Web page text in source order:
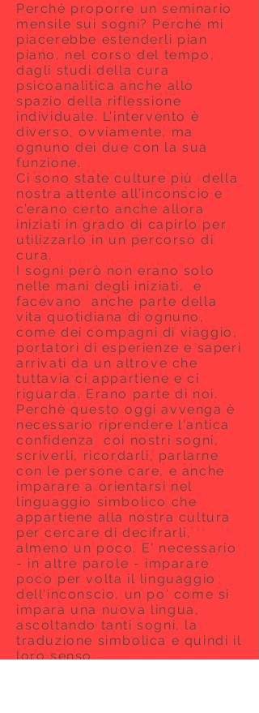
Perché proporre un seminario
mensile sui sogni? Perché mi
piacerebbe estenderli pian
piano, nel corso del tempo,
dagli studi della cura
psicoanalitica anche allo
spazio della riflessione
individuale. L'intervento è
diverso, ovviamente, ma
ognuno dei due con la sua
funzione.
Ci sono state culture più della
nostra attente all’inconscio e
c’erano certo anche allora
iniziati in grado di capirlo per
utilizzarlo in un percorso di
cura.
I sogni però non erano solo
nelle mani degli iniziati, e
facevano anche parte della
vita quotidiana di ognuno,
come dei compagni di viaggio,
portatori di esperienze e saperi
arrivati da un altrove che
tuttavia ci appartiene e ci
riguarda. Erano parte di noi.
Perchè questo oggi avvenga è
necessario riprendere l'antica
confidenza coi nostri sogni,
scriverli, ricordarli, parlarne
con le persone care, e anche
imparare a orientarsi nel
linguaggio simbolico che
appartiene alla nostra cultura
per cercare di decifrarli,
almeno un poco. E' necessario
- in altre parole - imparare
poco per volta il linguaggio
dell'inconscio, un po' come si
impara una nuova lingua,
ascoltando tanti sogni, la
traduzione simbolica e quindi il
loro senso.